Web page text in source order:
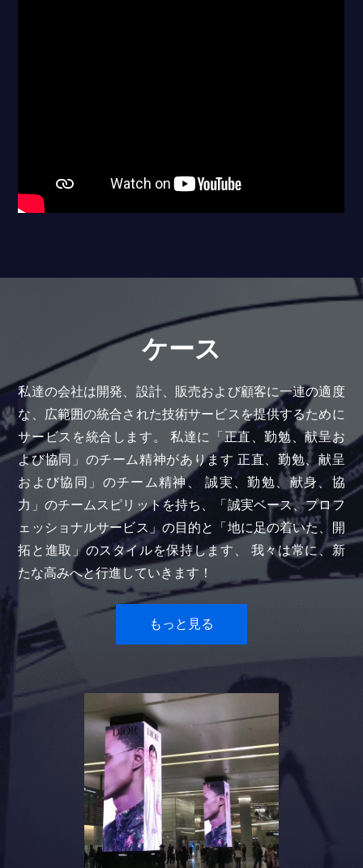
ケース
私達の会社は開発、設計、販売および顧客に一連の適度
な、広範囲の統合された技術サービスを提供するために
サービスを統合します。 私達に「正直、勤勉、献呈お
よび協同」のチーム精神があります 正直、勤勉、献呈
および協同」のチーム精神、 誠実、勤勉、献身、協
力」のチームスピリットを持ち、「誠実ベース、プロフ
ェッショナルサービス」の目的と「地に足の着いた、開
拓と進取」のスタイルを保持します、 我々は常に、新
たな高みへと行進していきます！
もっと見る